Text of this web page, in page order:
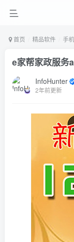
首页 精品软件 手
e家帮家政服务
InfoHunter
2年前更新